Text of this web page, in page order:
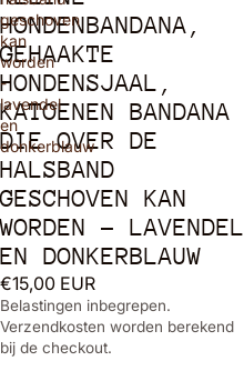
geschoven
kan
worden
-
lavendel
en
donkerblauw
HONDENBANDANA,
GEHAAKTE
HONDENSJAAL,
KATOENEN BANDANA
DIE OVER DE
HALSBAND
GESCHOVEN KAN
WORDEN - LAVENDEL
EN DONKERBLAUW
€15,00 EUR
Belastingen inbegrepen.
Verzendkosten worden berekend
bij de checkout.